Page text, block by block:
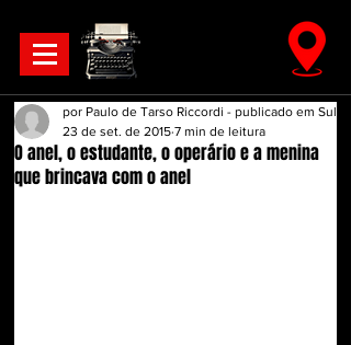
O anel, o estudante, o operário e a menina
que brincava com o anel
por Paulo de Tarso Riccordi - publicado em Sul21
23 de set. de 2015 7 min de leitura